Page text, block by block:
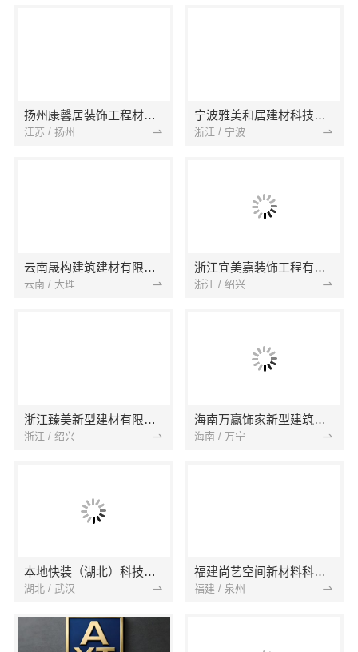
扬州康馨居装饰工程材料有限公司
江苏 / 扬州
宁波雅美和居建材科技有限公司
浙江 / 宁波
云南晟构建筑建材有限公司
云南 / 大理
浙江宜美嘉装饰工程有限公司
浙江 / 绍兴
浙江臻美新型建材有限公司
浙江 / 绍兴
海南万赢饰家新型建筑材料有限公司
海南 / 万宁
本地快装（湖北）科技有限公司
湖北 / 武汉
福建尚艺空间新材料科技有限公司
福建 / 泉州